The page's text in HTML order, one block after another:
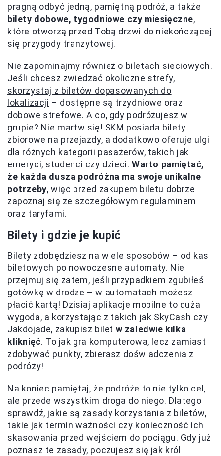
pragną odbyć jedną, pamiętną podróż, a także
bilety dobowe, tygodniowe czy miesięczne,
które otworzą przed Tobą drzwi do niekończącej
się przygody tranzytowej.
Nie zapominajmy również o biletach sieciowych.
Jeśli chcesz zwiedzać okoliczne strefy,
skorzystaj z biletów dopasowanych do
lokalizacji – dostępne są trzydniowe oraz
dobowe strefowe. A co, gdy podróżujesz w
grupie? Nie martw się! SKM posiada bilety
zbiorowe na przejazdy, a dodatkowo oferuje ulgi
dla różnych kategorii pasażerów, takich jak
emeryci, studenci czy dzieci.Warto pamiętać,
że każda dusza podróżna ma swoje unikalne
potrzeby, więc przed zakupem biletu dobrze
zapoznaj się ze szczegółowym regulaminem
oraz taryfami.
Bilety i gdzie je kupić
Bilety zdobędziesz na wiele sposobów – od kas
biletowych po nowoczesne automaty. Nie
przejmuj się zatem, jeśli przypadkiem zgubiłeś
gotówkę w drodze – w automatach możesz
płacić kartą! Dzisiaj aplikacje mobilne to duża
wygoda, a korzystając z takich jak SkyCash czy
Jakdojade, zakupisz bilet w zaledwie kilka
kliknięć. To jak gra komputerowa, lecz zamiast
zdobywać punkty, zbierasz doświadczenia z
podróży!
Na koniec pamiętaj, że podróże to nie tylko cel,
ale przede wszystkim droga do niego. Dlatego
sprawdź, jakie są zasady korzystania z biletów,
takie jak termin ważności czy konieczność ich
skasowania przed wejściem do pociągu. Gdy już
poznasz te zasady, poczujesz się jak król